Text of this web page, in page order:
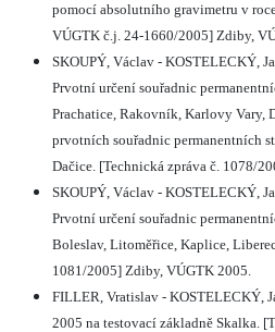
pomocí absolutního gravimetru v
VÚGTK č.j. 24-1660/2005] Zdiby,
SKOUPÝ, Václav - KOSTELECKÝ,
Prvotní určení souřadnic
Prachatice, Rakovník, Karlovy Vary,
prvotních souřadnic permanentních
Dačice. [Technická zpráva č. 1078/
SKOUPÝ, Václav - KOSTELECKÝ,
Prvotní určení souřadnic
Boleslav, Litoměřice, Kaplice,
1081/2005] Zdiby, VÚGTK 2005.
FILLER, Vratislav - KOSTELECKÝ,
2005 na testovací základně Skalka.